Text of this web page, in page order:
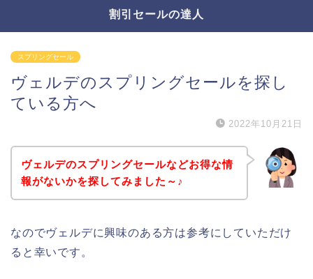
割引セールの達人
スプリングセール
ヴェルデのスプリングセールを探し
ている方へ
2022年10月21日
ヴェルデのスプリングセールなどお得な情
報がないかを探してみました～♪
なのでヴェルデに興味のある方は参考にしていただけ
ると幸いです。